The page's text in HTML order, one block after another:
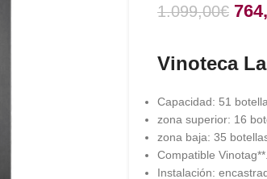
1.099,00€
Vinoteca
Capacidad: 51
zona superior: 16
zona baja: 35
Compatible Vinotag**.
Instalación: